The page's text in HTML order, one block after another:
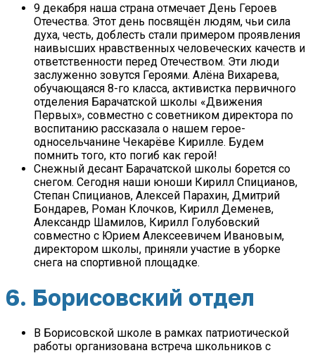
9 декабря наша страна отмечает День Героев
Отечества. Этот день посвящён людям, чьи сила
духа, честь, доблесть стали примером проявления
наивысших нравственных человеческих качеств и
ответственности перед Отечеством. Эти люди
заслуженно зовутся Героями. Алёна Вихарева,
обучающаяся 8-го класса, активистка первичного
отделения Барачатской школы «Движения
Первых», совместно с советником директора по
воспитанию рассказала о нашем герое-
односельчанине Чекарёве Кирилле. Будем
помнить того, кто погиб как герой!
Снежный десант Барачатской школы борется со
снегом. Сегодня наши юноши Кирилл Спицианов,
Степан Спицианов, Алексей Парахин, Дмитрий
Бондарев, Роман Клочков, Кирилл Деменев,
Александр Шамилов, Кирилл Голубовский
совместно с Юрием Алексеевичем Ивановым,
директором школы, приняли участие в уборке
снега на спортивной площадке.
6. Борисовский отдел
В Борисовской школе в рамках патриотической
работы организована встреча школьников с